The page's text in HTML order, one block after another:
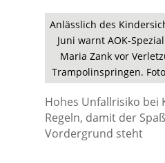
Anlässlich des
Juni warnt AOK-
Maria Zank vor
Trampolinspringen.
Hohes Unfallrisiko bei
Regeln, damit der
Vordergrund steht